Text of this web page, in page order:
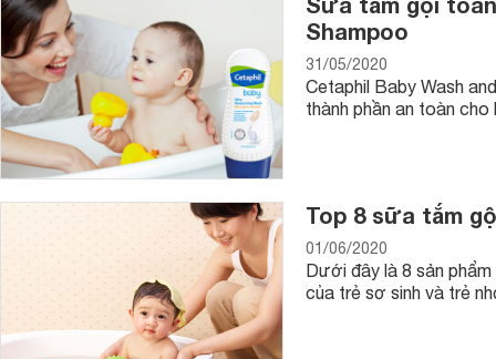
thiết kế an toàn không làm tổn thương bé khi chơi.
Shampoo
31/05/2020
Cetaphil Baby Wash
thành phần an toàn
Top 8 sữa tắm
01/06/2020
Dưới đây là 8 sản
của trẻ sơ sinh và trẻ